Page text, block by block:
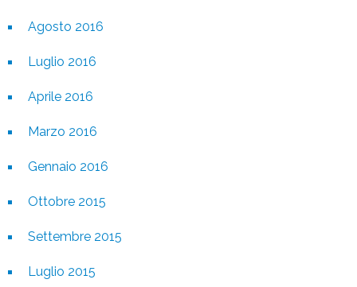
Agosto 2016
Luglio 2016
Aprile 2016
Marzo 2016
Gennaio 2016
Ottobre 2015
Settembre 2015
Luglio 2015